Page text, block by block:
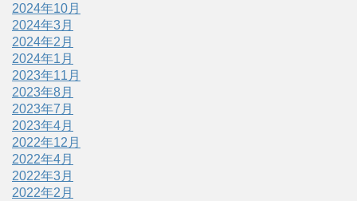
2024年10月
2024年3月
2024年2月
2024年1月
2023年11月
2023年8月
2023年7月
2023年4月
2022年12月
2022年4月
2022年3月
2022年2月